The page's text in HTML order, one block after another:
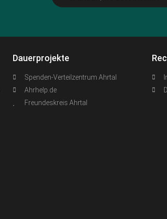
Dauerprojekte
Spenden-Verteilzentrum Ahrtal
Ahrhelp.de
Freundeskreis Ahrtal